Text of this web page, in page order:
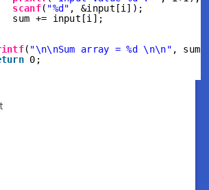
scanf( "%d" , &input[i]);
sum += input[i];
( "\n\nSum array = %d \n\n" ,
0;